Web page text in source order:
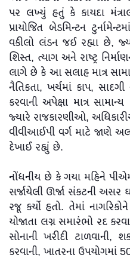
પર લખ્યું હતું કે કાયદા
પ્રાયોજિત બેડમિન્ટન
વકીલો લંડન જઈ રહ્યા છે,
શિસ્ત, ત્યાગ અને રાષ્ટ્ર
લાગે છે કે આ સલાહ માત્ર
નૈતિકતા, ખર્ચમાં કાપ,
કરવાની અપેક્ષા માત્ર
જ્યારે રાજકારણીઓ,
વીવીઆઈપી વર્ગ માટે જાણે
દેખાઈ રહ્યું છે.
નોંધનીય છે કે ગયા મહિને
સર્જાયેલી ઊર્જા સંકટની અસર
રજૂ કર્યો હતો. તેમાં
યોજાતા લગ્ન સમારંભો રદ
સોનાની ખરીદી ટાળવાની,
કરવાની, ખાતરના ઉપયોગમાં